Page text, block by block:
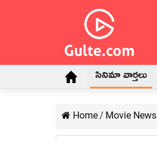
సినిమా వార్తలు
Home/ Movie News